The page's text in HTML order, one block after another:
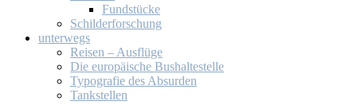
Fund­stü­cke
Schil­der­for­schung
un­ter­wegs
Rei­sen – Aus­flü­ge
Die eu­ro­päi­sche Bus­hal­te­stel­le
Ty­po­gra­fie des Ab­sur­den
Tank­stel­len